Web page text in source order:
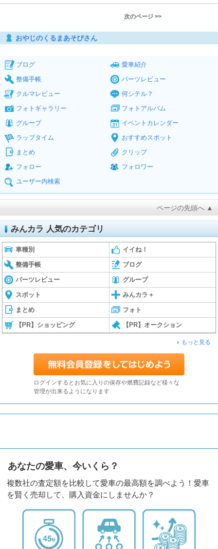
次のページ >>
おやじのくるまあそびさん
ブログ
愛車紹介
整備手帳
パーツレビュー
クルマレビュー
何シテル？
フォトギャラリー
フォトアルバム
グループ
イベントカレンダー
ラップタイム
おすすめスポット
まとめ
クリップ
フォロー
フォロワー
ユーザー内検索
ページの先頭へ ▲
みんカラ 人気のカテゴリ
車種別 イイね！
整備手帳 ブログ
パーツレビュー グループ
スポット みんカラ＋
まとめ フォト
【PR】ショッピング 【PR】オークション
もっと見る
ログインするとお気に入りの保存や燃費記録など様々な
管理が出来るようになります
あなたの愛車、今いくら？
複数社の査定額を比較して愛車の最高額を調べよう！愛車
を賢く売却して、購入資金にしませんか？